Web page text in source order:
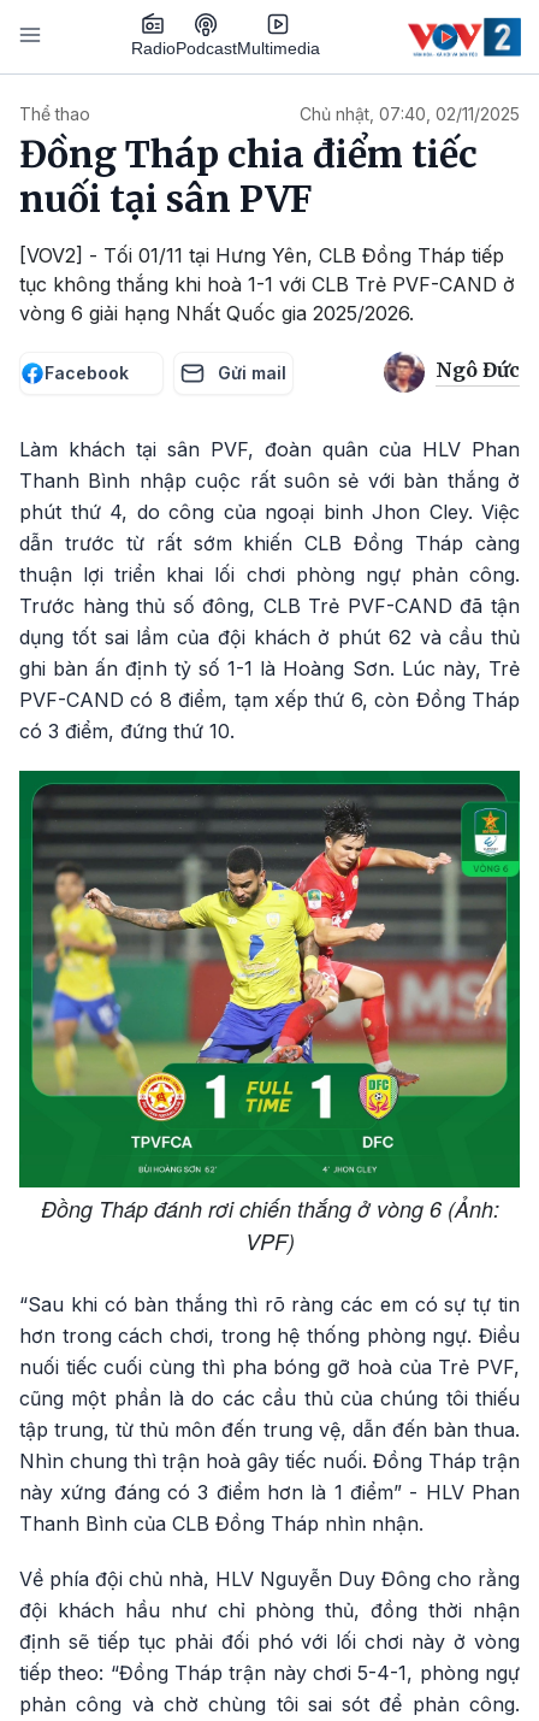
Nhảy đến nội dung
RadioPodcastMultimedia
Thể thao Chủ nhật, 07:40, 02/11/2025
Đồng Tháp chia điểm tiếc
nuối tại sân PVF
[VOV2] - Tối 01/11 tại Hưng Yên, CLB Đồng Tháp tiếp
tục không thắng khi hoà 1-1 với CLB Trẻ PVF-CAND ở
vòng 6 giải hạng Nhất Quốc gia 2025/2026.
Facebook Gửi mail Ngô Đức
Làm khách tại sân PVF, đoàn quân của HLV Phan
Thanh Bình nhập cuộc rất suôn sẻ với bàn thắng ở
phút thứ 4, do công của ngoại binh Jhon Cley. Việc
dẫn trước từ rất sớm khiến CLB Đồng Tháp càng
thuận lợi triển khai lối chơi phòng ngự phản công.
Trước hàng thủ số đông, CLB Trẻ PVF-CAND đã tận
dụng tốt sai lầm của đội khách ở phút 62 và cầu thủ
ghi bàn ấn định tỷ số 1-1 là Hoàng Sơn. Lúc này, Trẻ
PVF-CAND có 8 điểm, tạm xếp thứ 6, còn Đồng Tháp
có 3 điểm, đứng thứ 10.
Đồng Tháp đánh rơi chiến thắng ở vòng 6 (Ảnh:
VPF)
“Sau khi có bàn thắng thì rõ ràng các em có sự tự tin
hơn trong cách chơi, trong hệ thống phòng ngự. Điều
nuối tiếc cuối cùng thì pha bóng gỡ hoà của Trẻ PVF,
cũng một phần là do các cầu thủ của chúng tôi thiếu
tập trung, từ thủ môn đến trung vệ, dẫn đến bàn thua.
Nhìn chung thì trận hoà gây tiếc nuối. Đồng Tháp trận
này xứng đáng có 3 điểm hơn là 1 điểm” - HLV Phan
Thanh Bình của CLB Đồng Tháp nhìn nhận.
Về phía đội chủ nhà, HLV Nguyễn Duy Đông cho rằng
đội khách hầu như chỉ phòng thủ, đồng thời nhận
định sẽ tiếp tục phải đối phó với lối chơi này ở vòng
tiếp theo: “Đồng Tháp trận này chơi 5-4-1, phòng ngự
phản công và chờ chùng tôi sai sót để phản công.